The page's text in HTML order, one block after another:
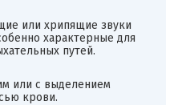
или хрипящие звуки
характерные для
путей.
или с выделением
крови.